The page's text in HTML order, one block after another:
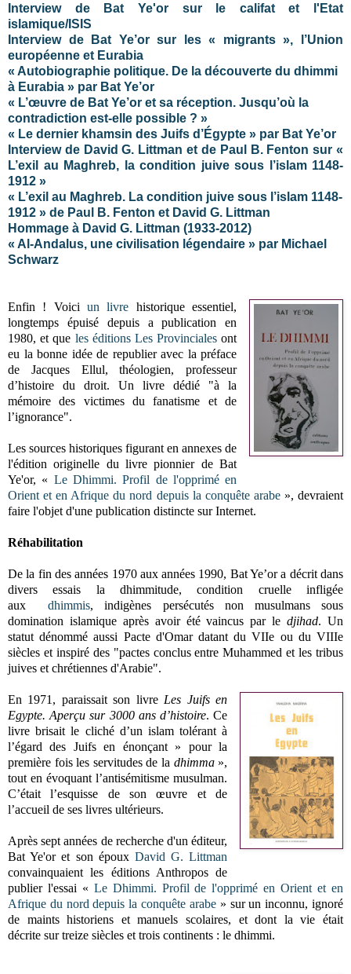
Interview de Bat Ye'or sur le califat et l'Etat
islamique/ISIS
Interview de Bat Ye’or sur les « migrants », l’Union
européenne et Eurabia
« Autobiographie politique. De la découverte du dhimmi
à Eurabia » par Bat Ye’or
« L’œuvre de Bat Ye’or et sa réception. Jusqu’où la
contradiction est-elle possible ? »
« Le dernier khamsin des Juifs d’Égypte » par Bat Ye’or
Interview de David G. Littman et de Paul B. Fenton sur «
L’exil au Maghreb, la condition juive sous l’islam 1148-
1912 »
« L’exil au Maghreb. La condition juive sous l’islam 1148-
1912 » de Paul B. Fenton et David G. Littman
Hommage à David G. Littman (1933-2012)
« Al-Andalus, une civilisation légendaire » par Michael
Schwarz
Enfin ! Voiciun livre historique essentiel,
longtemps épuisé depuis a publication en
1980, et que les éditions Les Provinciales ont
eu la bonne idée de republier avec la préface
de Jacques Ellul, théologien, professeur
d’histoire du droit. Un livre dédié "à la
mémoire des victimes du fanatisme et de
l’ignorance".
Les sources historiques figurant en annexes de
l'édition originelle du livre pionnier de Bat
Ye'or, « Le Dhimmi. Profil de l'opprimé en
Orient et en Afrique du nord depuis la conquête arabe», devraient
faire l'objet d'une publication distincte sur Internet.
Réhabilitation
De la fin des années 1970 aux années 1990, Bat Ye’or a décrit dans
divers essais la dhimmitude, condition cruelle infligée
auxdhimmis, indigènes persécutés non musulmans sous
domination islamique après avoir été vaincus par ledjihad. Un
statut dénommé aussi Pacte d'Omar datant du VIIe ou du VIIIe
siècles et inspiré des "pactes conclus entre Muhammed et les tribus
juives et chrétiennes d'Arabie".
En 1971, paraissait son livre Les Juifs en
Egypte. Aperçu sur 3000 ans d’histoire. Ce
livre brisait le cliché d’un islam tolérant à
l’égard des Juifs en énonçant » pour la
première fois les servitudes de la dhimma »,
tout en évoquant l’antisémitisme musulman.
C’était l’esquisse de son œuvre et de
l’accueil de ses livres ultérieurs.
Après sept années de recherche d'un éditeur,
Bat Ye'or et son époux David G. Littman
convainquaient les éditions Anthropos de
publier l'essai « Le Dhimmi. Profil de l'opprimé en Orient et en
Afrique du nord depuis la conquête arabe» sur un inconnu, ignoré
de maints historiens et manuels scolaires, et dont la vie était
décrite sur treize siècles et trois continents : le dhimmi.